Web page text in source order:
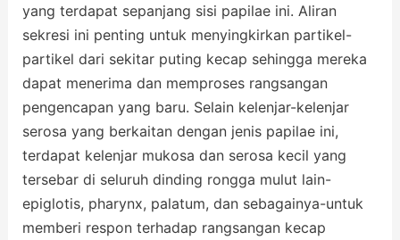
yang terdapat sepanjang sisi papilae ini. Aliran
sekresi ini penting untuk menyingkirkan partikel-
partikel dari sekitar puting kecap sehingga mereka
dapat menerima dan memproses rangsangan
pengencapan yang baru. Selain kelenjar-kelenjar
serosa yang berkaitan dengan jenis papilae ini,
terdapat kelenjar mukosa dan serosa kecil yang
tersebar di seluruh dinding rongga mulut lain-
epiglotis, pharynx, palatum, dan sebagainya-untuk
memberi respon terhadap rangsangan kecap